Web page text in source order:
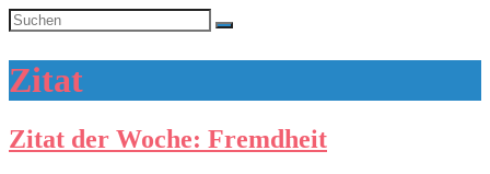
Zitat
Zitat der Woche: Fremdheit